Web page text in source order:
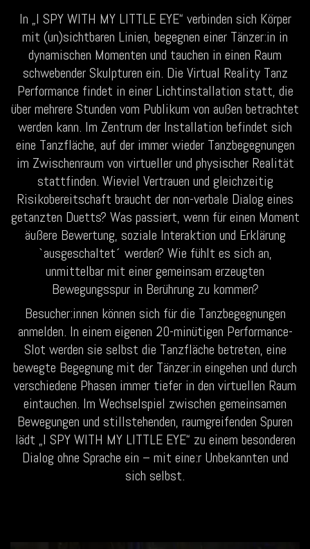
In „I SPY WITH MY LITTLE EYE“ verbinden sich Körper
mit (un)sichtbaren Linien, begegnen einer‬ Tänzer:in in
dynamischen Momenten und tauchen in einen Raum
schwebender Skulpturen ein. Die‬ Virtual Reality Tanz
Performance findet in einer Lichtinstallation statt, die
über mehrere Stunden vom‬ Publikum von außen betrachtet
werden kann. Im Zentrum der Installation befindet sich
eine‬ Tanzfläche, auf der immer wieder Tanzbegegnungen
im Zwischenraum von virtueller und physischer‬ Realität
stattfinden.‬ Wieviel Vertrauen und gleichzeitig
Risikobereitschaft braucht der non-verbale Dialog eines
getanzten‬ Duetts?‬ Was passiert, wenn für einen Moment
äußere Bewertung, soziale Interaktion und Erklärung‬
`ausgeschaltet´ werden?‬ Wie fühlt es sich an,
unmittelbar mit einer gemeinsam erzeugten
Bewegungsspur in Berührung zu‬ kommen?‬
Besucher:innen können sich für die Tanzbegegnungen
anmelden. In einem eigenen 20-minütigen‬ Performance-
Slot werden sie selbst die Tanzfläche betreten, eine
bewegte Begegnung mit der‭ Tänzer:in eingehen und durch
verschiedene Phasen immer tiefer in den virtuellen Raum
eintauchen.‬ Im Wechselspiel zwischen gemeinsamen
Bewegungen und stillstehenden, raumgreifenden Spuren‬
lädt „I SPY WITH MY LITTLE EYE“ zu einem besonderen
Dialog ohne Sprache ein – mit eine:r‬ Unbekannten und
sich selbst.